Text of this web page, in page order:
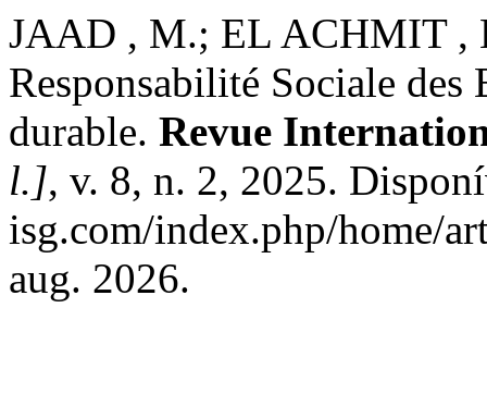
JAAD , M.; EL ACHMIT ,
Responsabilité Sociale des
durable. Revue
l.], v. 8, n. 2, 2025.
isg.com/index.php/home/
aug. 2026.